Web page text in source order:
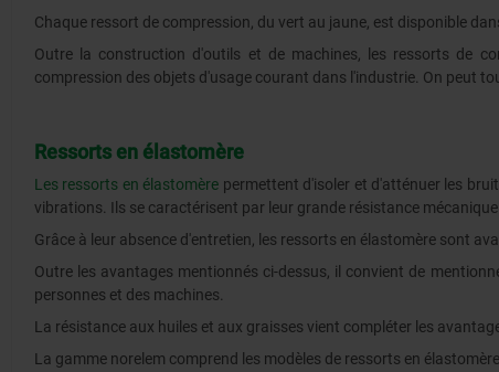
Chaque ressort de compression, du vert au jaune, est disponible
Outre la construction d'outils et de machines, les ressorts de
compression des objets d'usage courant dans l'industrie. On peut
Ressorts en élastomère
Les ressorts en élastomère permettent d'isoler et d'atténuer les
vibrations. Ils se caractérisent par leur grande résistance
Grâce à leur absence d'entretien, les ressorts en élastomère sont
Outre les avantages mentionnés ci-dessus, il convient de
personnes et des machines.
La résistance aux huiles et aux graisses vient compléter les
La gamme norelem comprend les modèles de ressorts en